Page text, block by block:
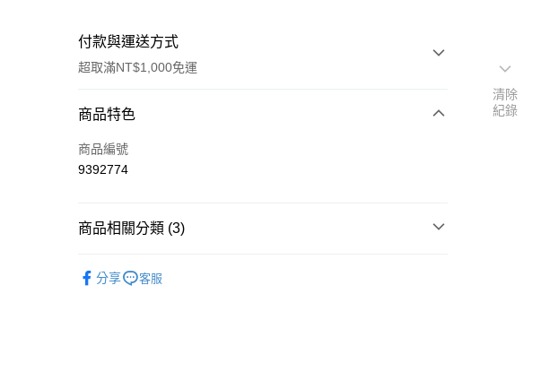
付款與運送方式
超取滿NT$1,000免運
付款方式
信用卡一次付款
運送方式
付款後全家取貨
商品特色
商品編號
9392774
商品相關分類 (3)
分享 客服
清除
紀錄